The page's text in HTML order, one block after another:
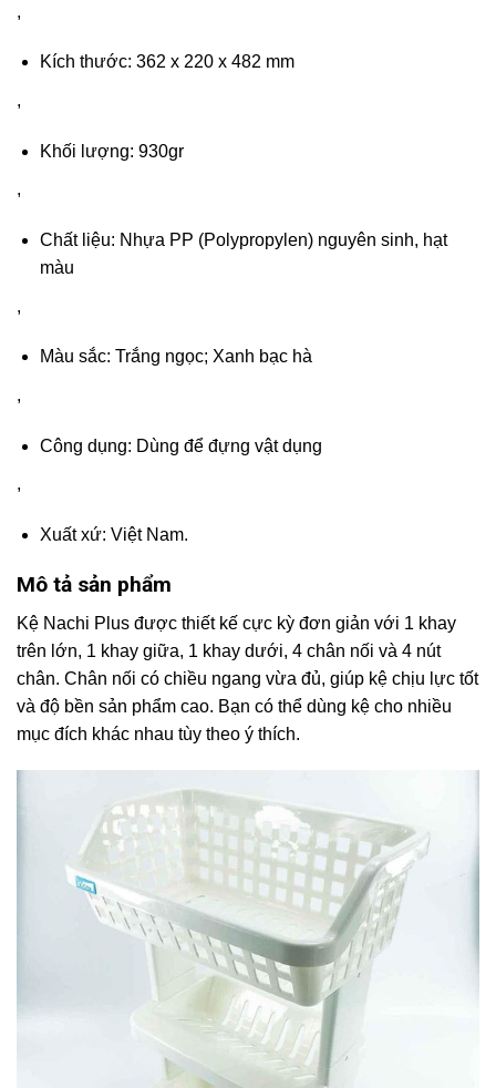
,
Kích thước: 362 x 220 x 482 mm
,
Khối lượng: 930gr
,
Chất liệu: Nhựa PP (Polypropylen) nguyên sinh, hạt
màu
,
Màu sắc: Trắng ngọc; Xanh bạc hà
,
Công dụng: Dùng để đựng vật dụng
,
Xuất xứ: Việt Nam.
Mô tả sản phẩm
Kệ Nachi Plus được thiết kế cực kỳ đơn giản với 1 khay
trên lớn, 1 khay giữa, 1 khay dưới, 4 chân nối và 4 nút
chân. Chân nối có chiều ngang vừa đủ, giúp kệ chịu lực tốt
và độ bền sản phẩm cao. Bạn có thể dùng kệ cho nhiều
mục đích khác nhau tùy theo ý thích.